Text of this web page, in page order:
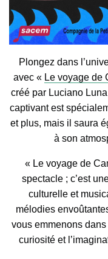
Plongez dans
avec « Le voyage de
créé par Luciano
captivant est
et plus, mais il saura
à son
« Le voyage de
spectacle ; c’est
culturelle et
mélodies
vous emmenons
curiosité et